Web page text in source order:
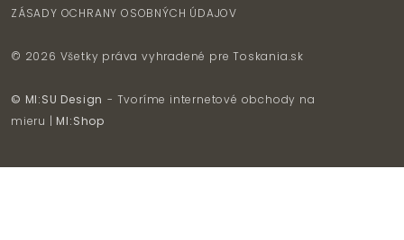
ZÁSADY OCHRANY OSOBNÝCH ÚDAJOV
© 2026 Všetky práva vyhradené preToskania.sk
© MI:SU Design - Tvoríme internetové obchody na
mieru | MI:Shop